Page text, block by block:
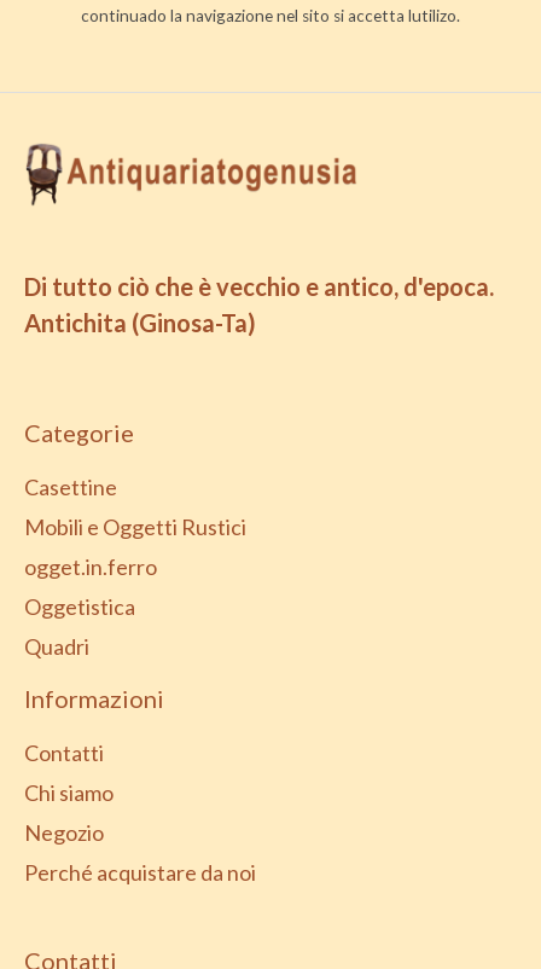
continuado la navigazione nel sito si accetta lutilizo.
Di tutto ciò che è vecchio e antico, d'epoca.
Antichita (Ginosa-Ta)
Categorie
Casettine
Mobili e Oggetti Rustici
ogget.in.ferro
Oggetistica
Quadri
Informazioni
Contatti
Chi siamo
Negozio
Perché acquistare da noi
Contatti